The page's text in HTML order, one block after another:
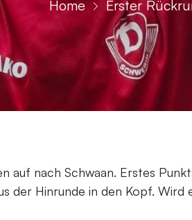
Home Erster
auf nach Schwaan. Erstes
der Hinrunde in den Kopf. Wird